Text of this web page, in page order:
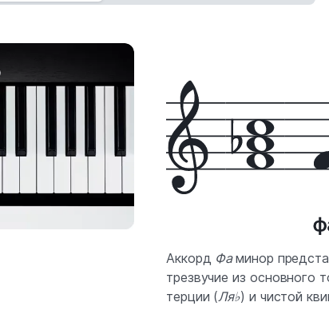
Аккорд Фаминор
трезвучие из основного
терции (Ля♭) и чистой